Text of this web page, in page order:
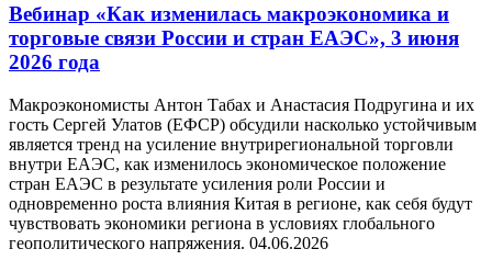
Вебинар «Как изменилась макроэкономика и
торговые связи России и стран ЕАЭС», 3 июня
2026 года
Макроэкономисты Антон Табах и Анастасия Подругина и их
гость Сергей Улатов (ЕФСР) обсудили насколько устойчивым
является тренд на усиление внутрирегиональной торговли
внутри ЕАЭС, как изменилось экономическое положение
стран ЕАЭС в результате усиления роли России и
одновременно роста влияния Китая в регионе, как себя будут
чувствовать экономики региона в условиях глобального
геополитического напряжения. 04.06.2026